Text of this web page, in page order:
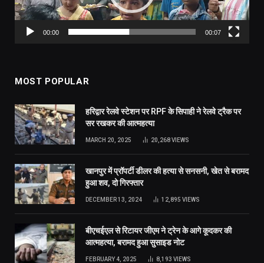
00:00 00:07
MOST POPULAR
हरिद्वार रेलवे स्टेशन पर RPF के सिपाही ने रेलवे ट्रैक पर
सर रखकर की आत्महत्या
MARCH 20, 2025 20,268VIEWS
खानपुर में प्रॉपर्टी डीलर की हत्या से सनसनी, खेत से बरामद
हुआ शव, दो गिरफ्तार
DECEMBER 13, 2024 12,895 VIEWS
बीएचईएल से रिटायर जीएम ने ट्रेन के आगे कूदकर की
आत्महत्या, बरामद हुआ सुसाइड नोट
FEBRUARY 4, 2025 8,193 VIEWS